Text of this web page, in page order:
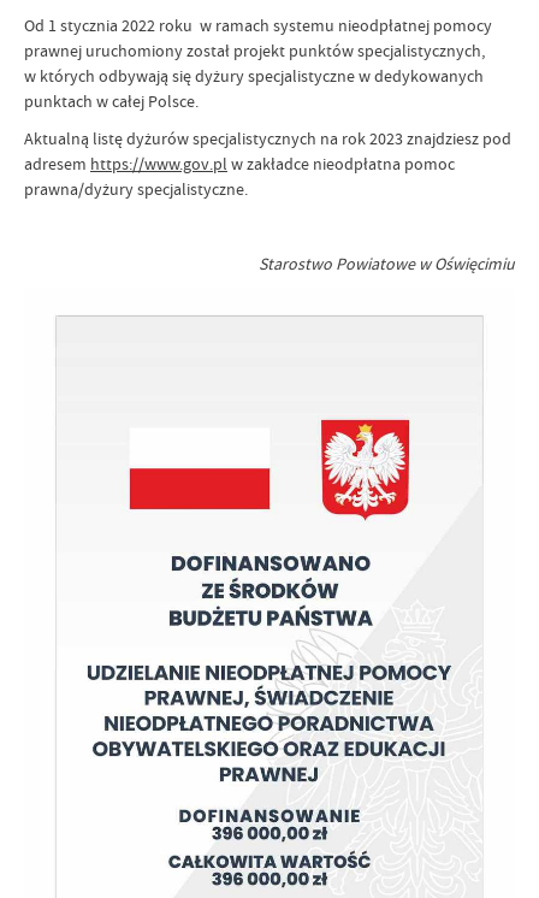
Od 1 stycznia 2022 roku w ramach systemu nieodpłatnej pomocy
prawnej uruchomiony został projekt punktów specjalistycznych,
w których odbywają się dyżury specjalistyczne w dedykowanych
punktach w całej Polsce.
Aktualną listę dyżurów specjalistycznych na rok 2023 znajdziesz pod
adresem https://www.gov.pl w zakładce nieodpłatna pomoc
prawna/dyżury specjalistyczne.
Starostwo Powiatowe w Oświęcimiu